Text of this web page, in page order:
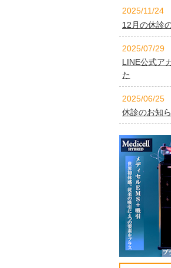
2025/11/24
12月の休診
2025/07/29
LINE公式ア
た
2025/06/25
休診のお知